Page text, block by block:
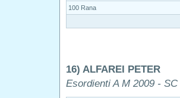
100 Rana
16) ALFAREI PETER
Esordienti A M 2009 -